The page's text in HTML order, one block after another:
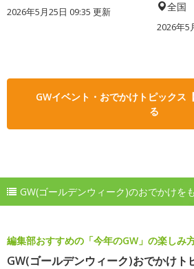
2026年5月25日 09:35 更新 全国
2026年5
GWイベント・おでかけトピックス
る
GW(ゴールデンウィーク)のおでかけを
編集部おすすめの「今年のGW」の楽しみ
GW(ゴールデンウィーク)おでかけト